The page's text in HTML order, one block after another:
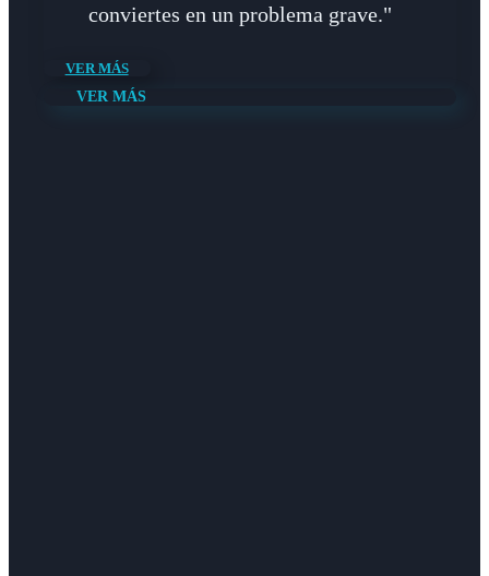
conviertes en un problema grave."
VER MÁS
VER MÁS